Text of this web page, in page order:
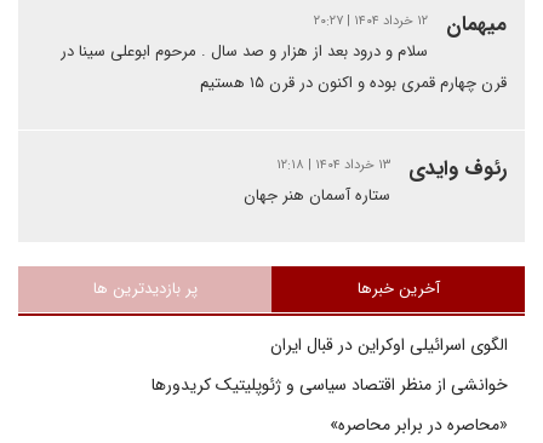
میهمان ۱۲ خرداد ۱۴۰۴ | ۲۰:۲۷
سلام و درود بعد از هزار و صد سال . مرحوم ابوعلی سینا در
قرن چهارم قمری بوده و اکنون در قرن ۱۵ هستیم
رئوف وایدی ۱۳ خرداد ۱۴۰۴ | ۱۲:۱۸
ستاره آسمان هنر جهان
آخرین خبرها پر بازدیدترین ها
الگوی اسرائیلی اوکراین در قبال ایران
خوانشی از منظر اقتصاد سیاسی و ژئوپلیتیک کریدورها
«محاصره در برابر محاصره»